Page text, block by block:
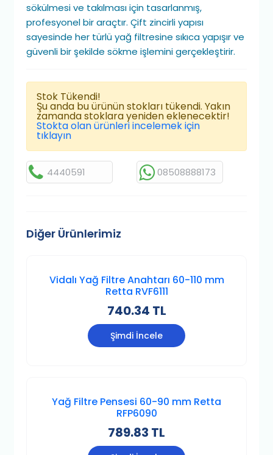
sökülmesi ve takılması için tasarlanmış,
profesyonel bir araçtır. Çift zincirli yapısı
sayesinde her türlü yağ filtresine sıkıca yapışır ve
güvenli bir şekilde sökme işlemini gerçekleştirir.
Stok Tükendi!
Şu anda bu ürünün stokları tükendi. Yakın
zamanda stoklara yeniden eklenecektir!
Stokta olan ürünleri incelemek için
tıklayın
4440591 08508888173
Diğer Ürünlerimiz
Vidalı Yağ Filtre Anahtarı 60-110 mm
Retta RVF6111
740.34 TL
Şimdi İncele
Yağ Filtre Pensesi 60-90 mm Retta
RFP6090
789.83 TL